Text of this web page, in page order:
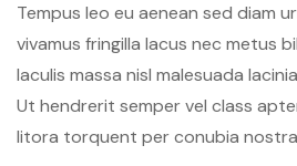
Tempus leo eu aenean sed diam
vivamus fringilla lacus nec metus
Iaculis massa nisl malesuada
Ut hendrerit semper vel class
litora torquent per conubia